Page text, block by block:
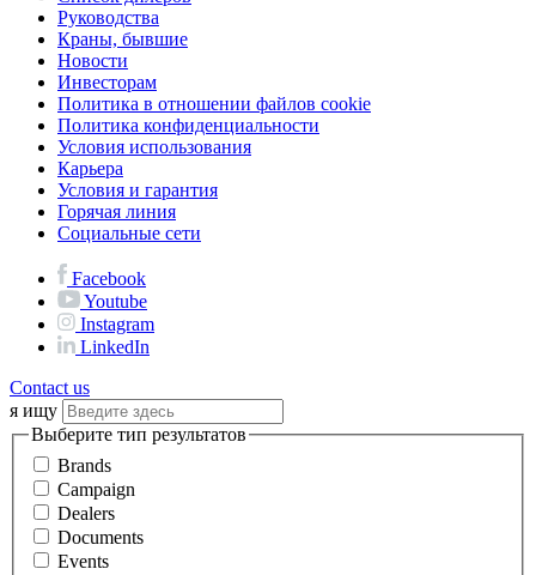
Руководства
Краны, бывшие
Новости
Инвесторам
Политика в отношении файлов cookie
Политика конфиденциальности
Условия использования
Карьера
Условия и гарантия
Горячая линия
Социальные сети
Facebook
Youtube
Instagram
LinkedIn
Contact us
я ищу
Выберите тип результатов
Brands
Campaign
Dealers
Documents
Events